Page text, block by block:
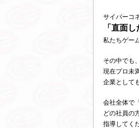
サイバーコ
「直面
私たちゲー
その中でも
現在プロ未
企業として
会社全体で
どの社員の
指導してく